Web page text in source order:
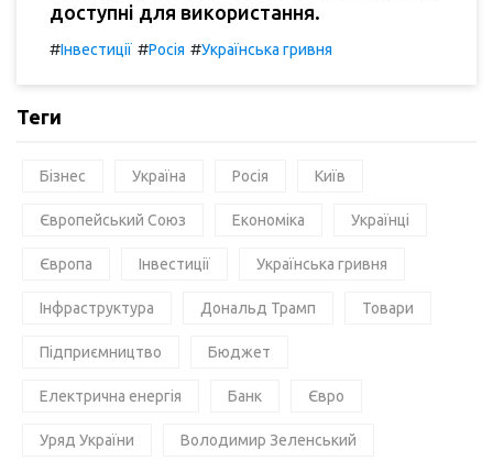
доступні для використання.
#Інвестиції #Росія #Українська гривня
Теги
Бізнес Україна Росія Київ
Європейський Союз Економіка Українці
Європа Інвестиції Українська гривня
Інфраструктура Дональд Трамп Товари
Підприємництво Бюджет
Електрична енергія Банк Євро
Уряд України Володимир Зеленський